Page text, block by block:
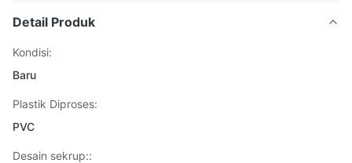
Detail Produk
Kondisi:
Baru
Plastik Diproses:
PVC
Desain sekrup::